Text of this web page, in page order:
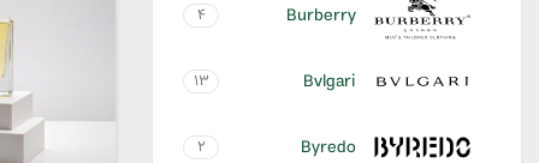
Burberry
4
Bvlgari
13
Byredo
2